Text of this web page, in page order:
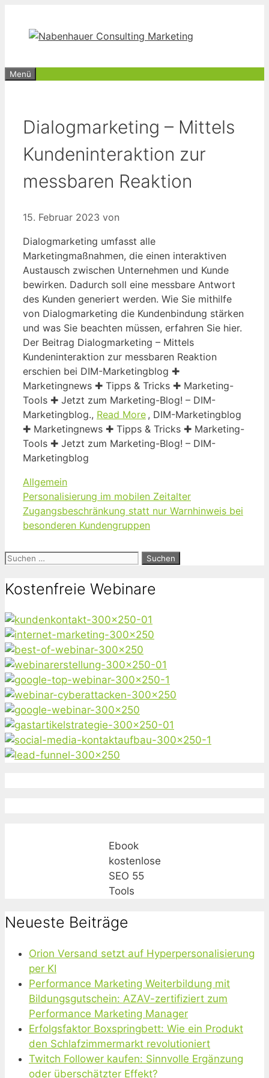
springen
Menü
Dialogmarketing – Mittels
Kundeninteraktion zur
messbaren Reaktion
15. Februar 2023 von
Dialogmarketing umfasst alle
Marketingmaßnahmen, die einen interaktiven
Austausch zwischen Unternehmen und Kunde
bewirken. Dadurch soll eine messbare Antwort
des Kunden generiert werden. Wie Sie mithilfe
von Dialogmarketing die Kundenbindung stärken
und was Sie beachten müssen, erfahren Sie hier.
Der Beitrag Dialogmarketing – Mittels
Kundeninteraktion zur messbaren Reaktion
erschien bei DIM-Marketingblog ✚
Marketingnews ✚ Tipps & Tricks ✚ Marketing-
Tools ✚ Jetzt zum Marketing-Blog! – DIM-
Marketingblog., Read More , DIM-Marketingblog
✚ Marketingnews ✚ Tipps & Tricks ✚ Marketing-
Tools ✚ Jetzt zum Marketing-Blog! – DIM-
Marketingblog
Kategorien
Allgemein
Personalisierung im mobilen Zeitalter
Zugangsbeschränkung statt nur Warnhinweis bei
besonderen Kundengruppen
Suchen
Kostenfreie Webinare
Ebook
kostenlose
SEO 55
Tools
Neueste Beiträge
Orion Versand setzt auf Hyperpersonalisierung
per KI
Performance Marketing Weiterbildung mit
Bildungsgutschein: AZAV-zertifiziert zum
Performance Marketing Manager
Erfolgsfaktor Boxspringbett: Wie ein Produkt
den Schlafzimmermarkt revolutioniert
Twitch Follower kaufen: Sinnvolle Ergänzung
oder überschätzter Effekt?